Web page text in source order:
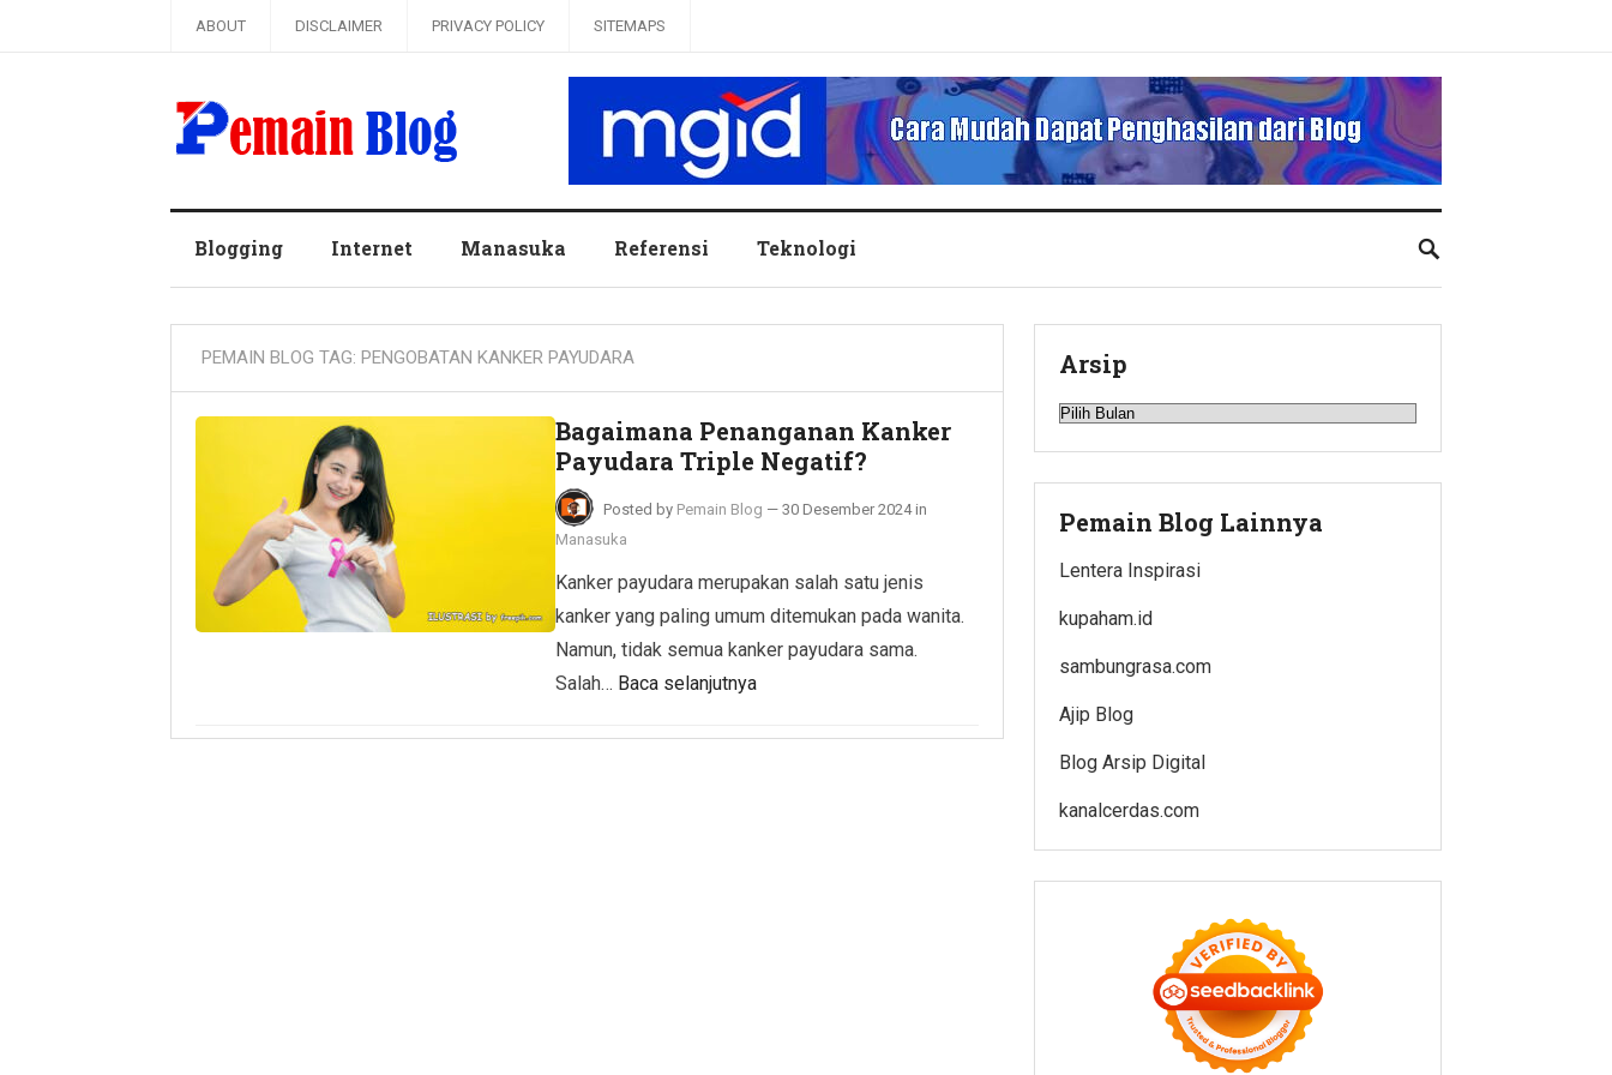
ABOUT DISCLAIMER PRIVACY POLICY SITEMAPS
Blogging Internet Manasuka Referensi Teknologi
PEMAIN BLOG TAG: PENGOBATAN KANKER PAYUDARA
Bagaimana Penanganan Kanker
Payudara Triple Negatif?
Posted by Pemain Blog — 30 Desember 2024 in
Manasuka
Kanker payudara merupakan salah satu jenis
kanker yang paling umum ditemukan pada wanita.
Namun, tidak semua kanker payudara sama.
Salah… Baca selanjutnya
Arsip
Arsip
Pemain Blog Lainnya
Lentera Inspirasi
kupaham.id
sambungrasa.com
Ajip Blog
Blog Arsip Digital
kanalcerdas.com